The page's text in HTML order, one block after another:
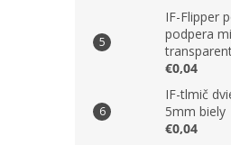
IF-Flipper
podpera
€0,04
IF-tlmič
5mm biely
€0,04